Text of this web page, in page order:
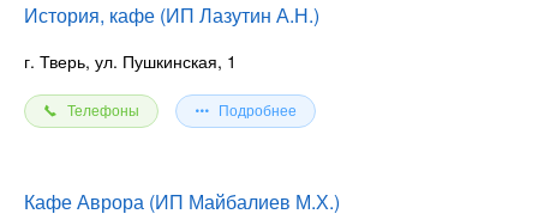
История, кафе (ИП Лазутин А.Н.)
г. Тверь, ул. Пушкинская, 1
Телефоны Подробнее
Кафе Аврора (ИП Майбалиев М.Х.)